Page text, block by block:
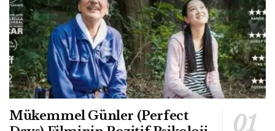
Mükemmel Günler (Perfect